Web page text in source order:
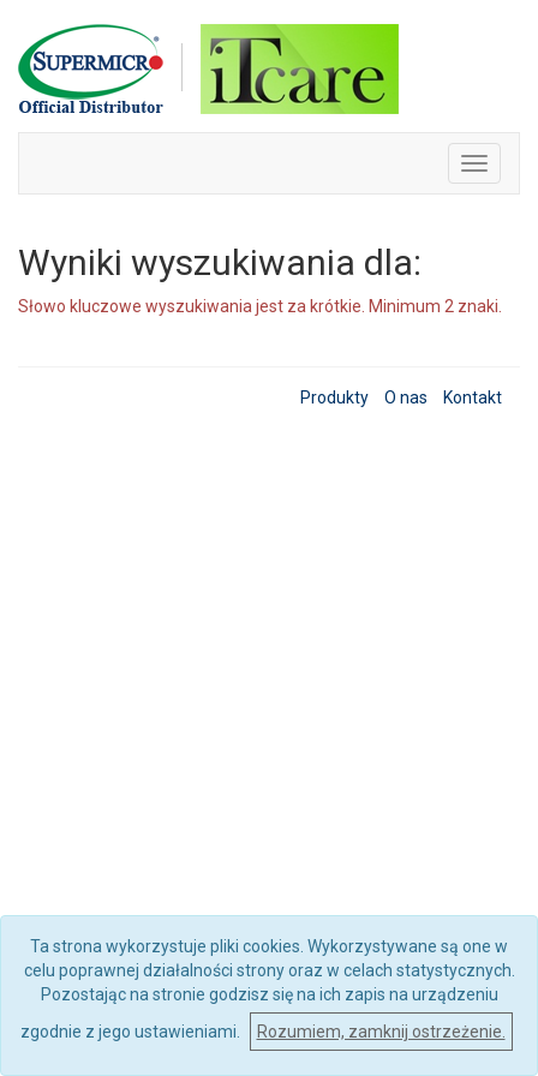
Skip
to
content
Toggle
Wyniki wyszukiwania dla:
Słowo kluczowe wyszukiwania jest za krótkie. Minimum 2 znaki.
Produkty O nas Kontakt
Ta strona wykorzystuje pliki cookies. Wykorzystywane są one w
celu poprawnej działalności strony oraz w celach statystycznych.
Pozostając na stronie godzisz się na ich zapis na urządzeniu
zgodnie z jego ustawieniami.
Rozumiem, zamknij ostrzeżenie.